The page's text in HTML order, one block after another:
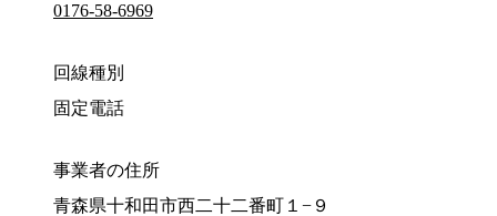
0176-58-6969
回線種別
固定電話
事業者の住所
青森県十和田市西二十二番町１−９